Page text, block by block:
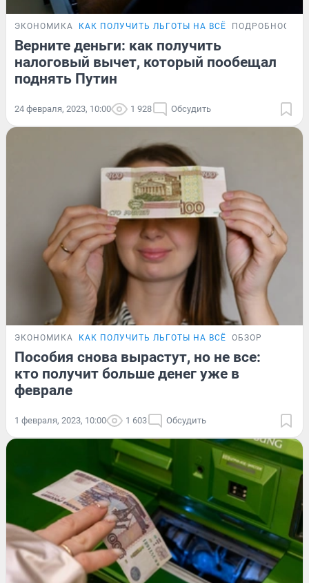
ЭКОНОМИКА КАК ПОЛУЧИТЬ ЛЬГОТЫ НА ВСЁ ПОДРОБНОСТИ
Верните деньги: как получить
налоговый вычет, который пообещал
поднять Путин
24 февраля, 2023, 10:00 1 928 Обсудить
ЭКОНОМИКА КАК ПОЛУЧИТЬ ЛЬГОТЫ НА ВСЁ ОБЗОР
Пособия снова вырастут, но не все:
кто получит больше денег уже в
феврале
1 февраля, 2023, 10:00 1 603 Обсудить